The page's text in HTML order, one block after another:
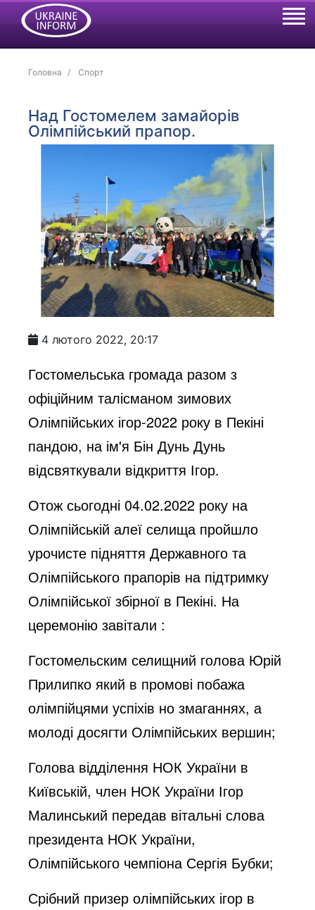
Головна Спорт
Над Гостомелем замайорів
Олімпійський прапор.
Previous Next
4 лютого 2022, 20:17
Гостомельська громада разом з
офіційним талісманом зимових
Олімпійських ігор-2022 року в Пекіні
пандою, на ім'я Бін Дунь Дунь
відсвяткували відкриття Ігор.
Отож сьогодні 04.02.2022 року на
Олімпійській алеї селища пройшло
урочисте підняття Державного та
Олімпійського прапорів на підтримку
Олімпійської збірної в Пекіні. На
церемонію завітали :
Гостомельским селищний голова Юрій
Прилипко який в промові побажа
олімпійцями успіхів но змаганнях, а
молоді досягти Олімпійських вершин;
Голова відділення НОК України в
Київській, член НОК України Ігор
Малинський передав вітальні слова
президента НОК України,
Олімпійського чемпіона Сергія Бубки;
Срібний призер олімпійських ігор в